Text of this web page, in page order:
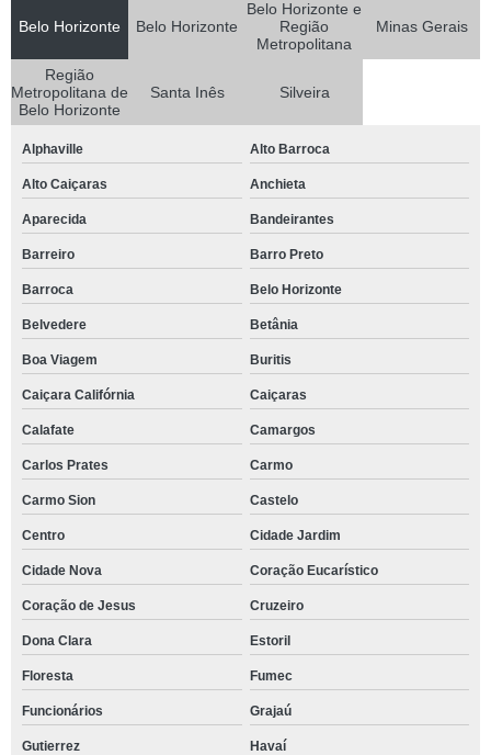
Belo Horizonte Belo Horizonte
Belo Horizonte e
Região
Metropolitana
Minas Gerais
Região
Metropolitana de
Belo Horizonte
Santa Inês Silveira
Alphaville Alto Barroca
Alto Caiçaras Anchieta
Aparecida Bandeirantes
Barreiro Barro Preto
Barroca Belo Horizonte
Belvedere Betânia
Boa Viagem Buritis
Caiçara Califórnia Caiçaras
Calafate Camargos
Carlos Prates Carmo
Carmo Sion Castelo
Centro Cidade Jardim
Cidade Nova Coração Eucarístico
Coração de Jesus Cruzeiro
Dona Clara Estoril
Floresta Fumec
Funcionários Grajaú
Gutierrez Havaí